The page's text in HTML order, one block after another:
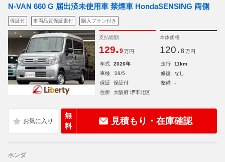
N-VAN 660 G 届出済未使用車 禁煙車 HondaSENSING 両側
保証付 車両品質保証書付 購入プラン付き
支払総額
129.9 万円
本体価格
120. 8 万円
年式 2026年 走行
11km
車検
'28/5 修復
なし
保証
保証付 整備
-
住所
大阪府 堺市北区
無
料
見積もり・在庫確認
ホンダ